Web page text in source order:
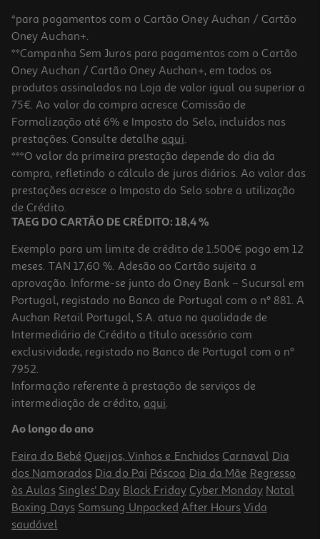
-10%
Livro Bia E O Unicórnio Magia Do Unicórnio
8.96 €/un
9,95 € PVP de editor
8,96 €
Livro Pequenos Génios - Sistema Solar
9.99 €/un
PVP de editor
9,99 €
*para pagamentos com o Cartão Oney Auchan / Cartão
Oney Auchan+.
**Campanha Sem Juros para pagamentos com o Cartão
Oney Auchan / Cartão Oney Auchan+, em todos os
produtos assinalados na Loja de valor igual ou superior a
75€. Ao valor da compra acresce Comissão de
Formalização até 6% e Imposto do Selo, incluídos nas
prestações. Consulte detalhe aqui.
***O valor da primeira prestação depende do dia da
compra, refletindo o cálculo de juros diários. Ao valor das
prestações acresce o Imposto do Selo sobre a utilização
de Crédito.
TAEG DO CARTÃO DE CRÉDITO: 18,4 %
Exemplo para um limite de crédito de 1.500€ pago em 12
meses. TAN 17,60 %. Adesão ao Cartão sujeita a
aprovação. Informe-se junto do Oney Bank – Sucursal em
Portugal, registado no Banco de Portugal com o nº 881. A
Auchan Retail Portugal, S.A. atua na qualidade de
Intermediário de Crédito a título acessório com
exclusividade, registado no Banco de Portugal com o nº
7952.
Informação referente à prestação de serviços de
intermediação de crédito, aqui.
Ao longo do ano
Feira do Bebé Queijos, Vinhos e Enchidos Carnaval Dia
dos Namorados Dia do Pai Páscoa Dia da Mãe Regresso
às Aulas Singles' Day Black Friday Cyber Monday Natal
Boxing Days Samsung Unpacked After Hours Vida
saudável